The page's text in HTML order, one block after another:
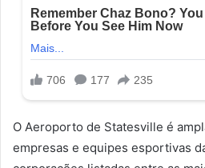
O Aeroporto de Statesville é
empresas e equipes esportivas